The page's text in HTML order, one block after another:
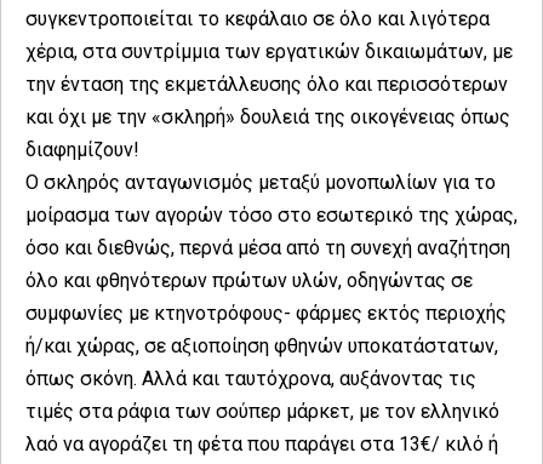
συγκεντροποιείται το κεφάλαιο σε όλο και λιγότερα
χέρια, στα συντρίμμια των εργατικών δικαιωμάτων, με
την ένταση της εκμετάλλευσης όλο και περισσότερων
και όχι με την «σκληρή» δουλειά της οικογένειας όπως
διαφημίζουν!
Ο σκληρός ανταγωνισμός μεταξύ μονοπωλίων για το
μοίρασμα των αγορών τόσο στο εσωτερικό της χώρας,
όσο και διεθνώς, περνά μέσα από τη συνεχή αναζήτηση
όλο και φθηνότερων πρώτων υλών, οδηγώντας σε
συμφωνίες με κτηνοτρόφους- φάρμες εκτός περιοχής
ή/και χώρας, σε αξιοποίηση φθηνών υποκατάστατων,
όπως σκόνη. Αλλά και ταυτόχρονα, αυξάνοντας τις
τιμές στα ράφια των σούπερ μάρκετ, με τον ελληνικό
λαό να αγοράζει τη φέτα που παράγει στα 13€/ κιλό ή